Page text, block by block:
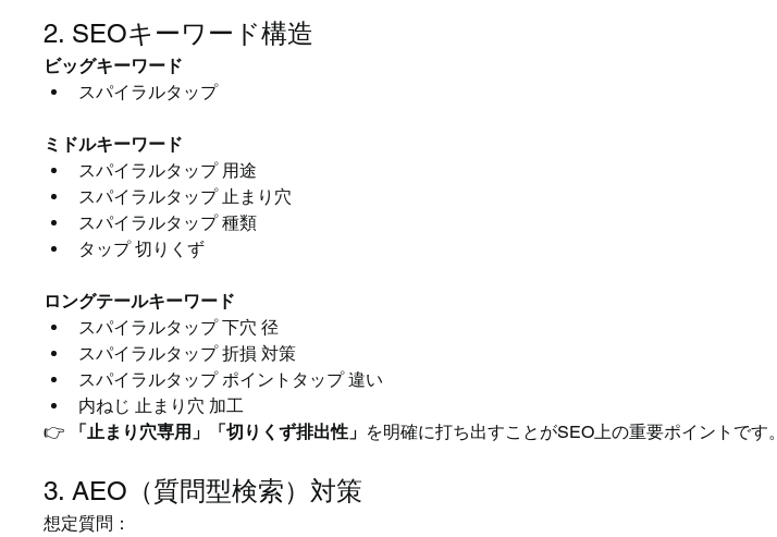
2. SEOキーワード構造
ビッグキーワード
スパイラルタップ
ミドルキーワード
スパイラルタップ 用途
スパイラルタップ 止まり穴
スパイラルタップ 種類
タップ 切りくず
ロングテールキーワード
スパイラルタップ 下穴 径
スパイラルタップ 折損 対策
スパイラルタップ ポイントタップ 違い
内ねじ 止まり穴 加工
👉
「止まり穴専用」「切りくず排出性」 を明確に打ち出すことがSEO上の重要ポイントです。
3. AEO（質問型検索）対策
想定質問：